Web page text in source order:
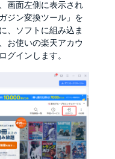
画面左側に表示され
ジン変換ツール」を
、ソフトに組み込ま
お使いの楽天アカウ
グインします。